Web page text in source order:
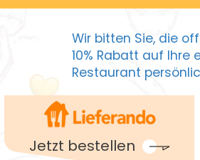
Wir bitten Sie, die
10% Rabatt auf Ihre
Restaurant
Jetzt bestellen